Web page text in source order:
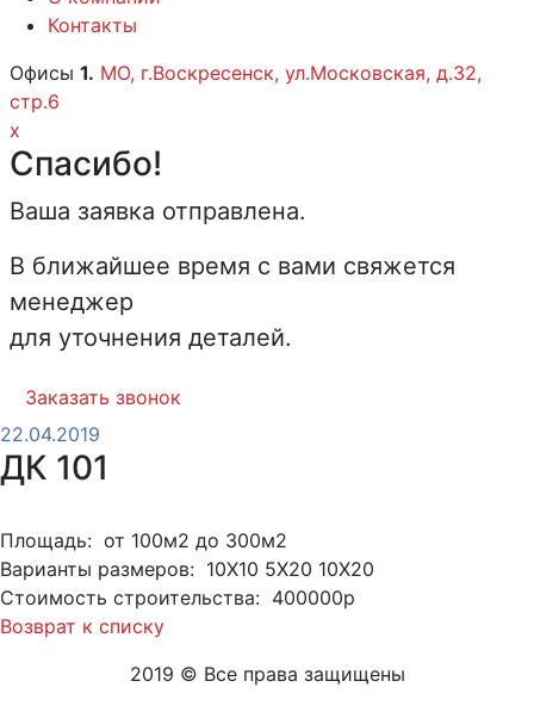
Контакты
Офисы 1. МО, г.Воскресенск, ул.Московская, д.32,
стр.6
x
Спасибо!
Ваша заявка отправлена.
В ближайшее время с вами свяжется
менеджер
для уточнения деталей.
Заказать звонок
22.04.2019
ДК 101
Площадь: от 100м2 до 300м2
Варианты размеров: 10Х10 5Х20 10Х20
Стоимость строительства: 400000р
Возврат к списку
2019 © Все права защищены